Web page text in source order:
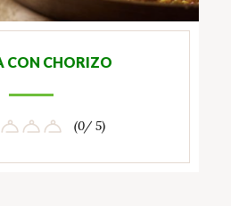
CON CHORIZO
(0/ 5)